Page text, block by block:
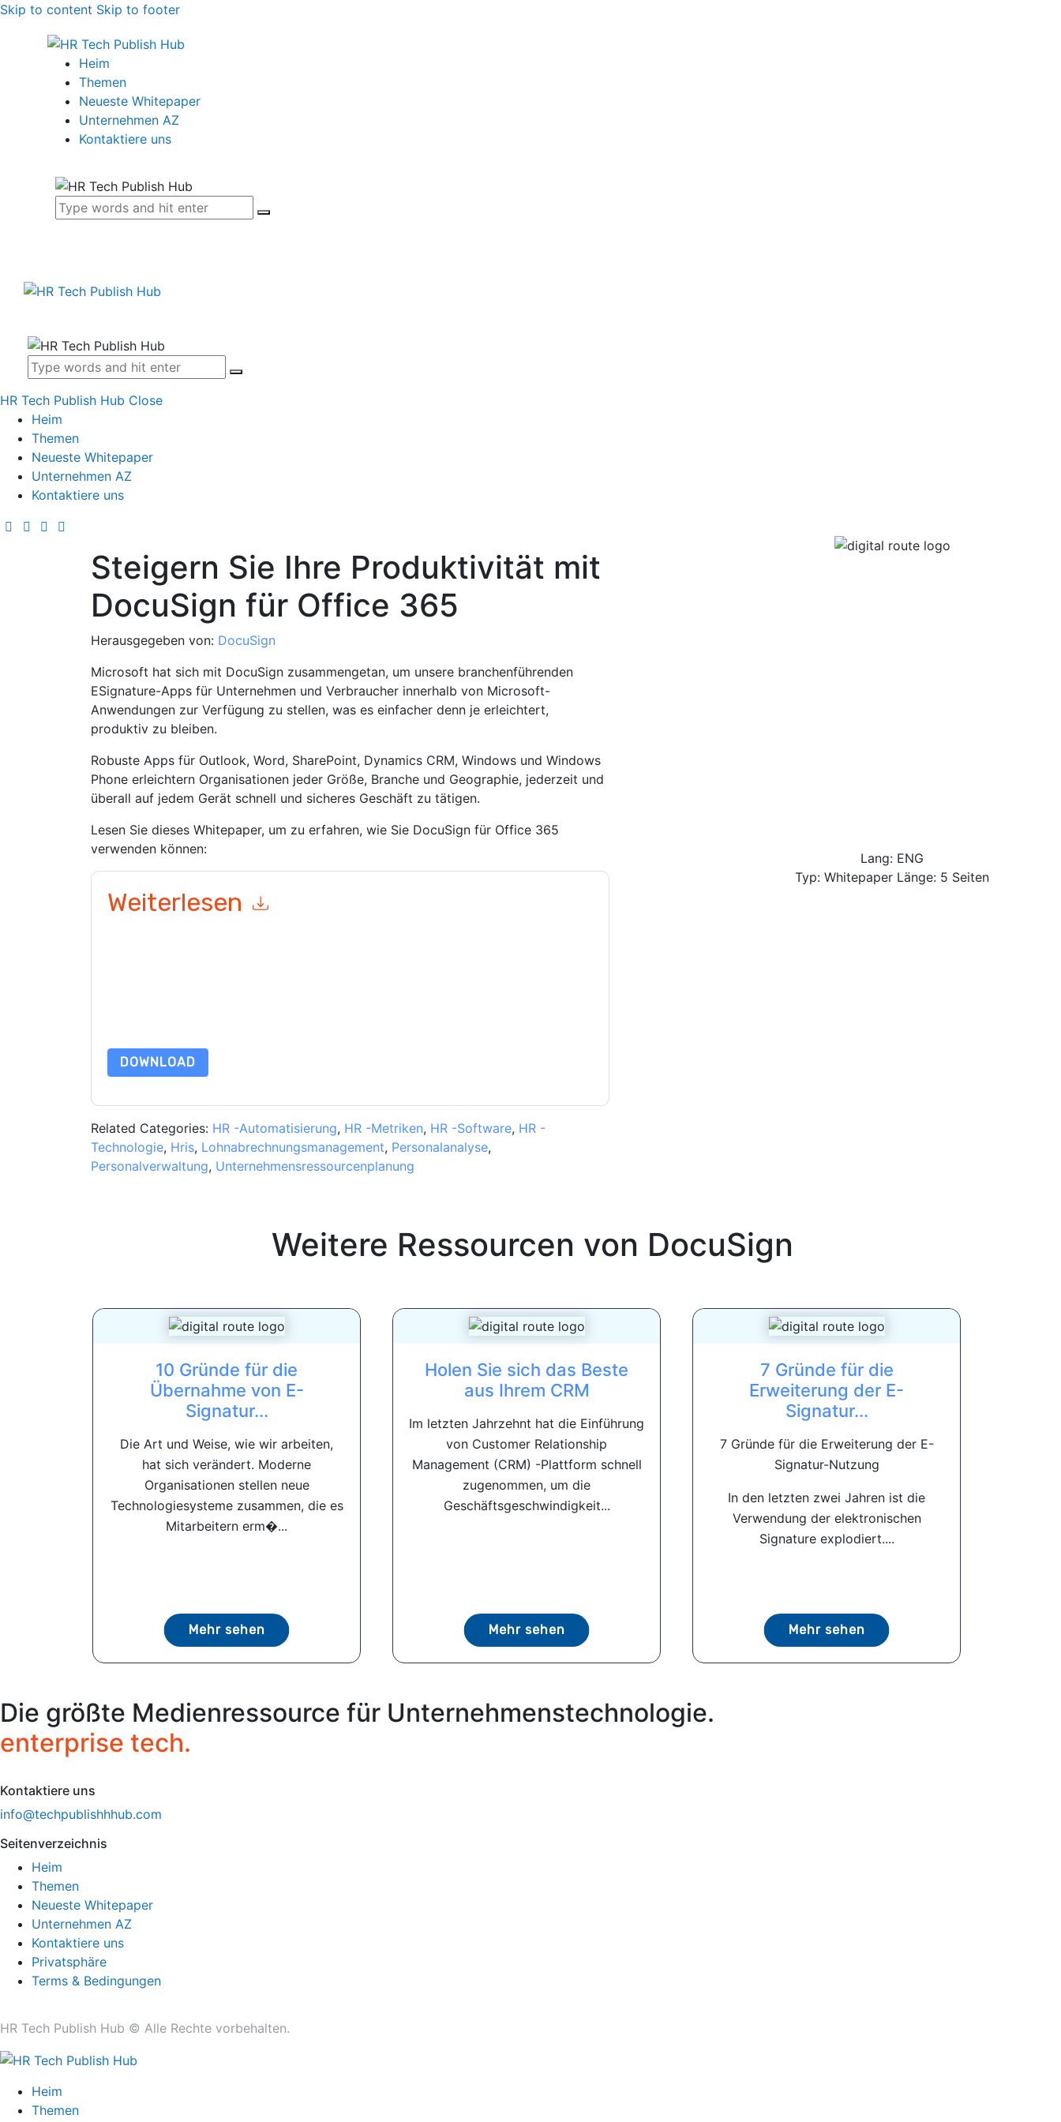
Skip to content Skip to footer
Heim
Themen
Neueste Whitepaper
Unternehmen AZ
Kontaktiere uns
HR Tech Publish Hub Close
Heim
Themen
Neueste Whitepaper
Unternehmen AZ
Kontaktiere uns
Steigern Sie Ihre Produktivität mit
DocuSign für Office 365
Herausgegeben von: DocuSign
Microsoft hat sich mit DocuSign zusammengetan, um unsere branchenführenden
ESignature-Apps für Unternehmen und Verbraucher innerhalb von Microsoft-
Anwendungen zur Verfügung zu stellen, was es einfacher denn je erleichtert,
produktiv zu bleiben.
Robuste Apps für Outlook, Word, SharePoint, Dynamics CRM, Windows und Windows
Phone erleichtern Organisationen jeder Größe, Branche und Geographie, jederzeit und
überall auf jedem Gerät schnell und sicheres Geschäft zu tätigen.
Lesen Sie dieses Whitepaper, um zu erfahren, wie Sie DocuSign für Office 365
verwenden können:
Weiterlesen
DOWNLOAD
Related Categories: HR -Automatisierung, HR -Metriken, HR -Software, HR -
Technologie, Hris, Lohnabrechnungsmanagement, Personalanalyse,
Personalverwaltung, Unternehmensressourcenplanung
Lang: ENG
Typ: Whitepaper Länge: 5 Seiten
Weitere Ressourcen von DocuSign
10 Gründe für die
Übernahme von E-
Signatur...
Die Art und Weise, wie wir arbeiten,
hat sich verändert. Moderne
Organisationen stellen neue
Technologiesysteme zusammen, die es
Mitarbeitern erm�...
Mehr sehen
Holen Sie sich das Beste
aus Ihrem CRM
Im letzten Jahrzehnt hat die Einführung
von Customer Relationship
Management (CRM) -Plattform schnell
zugenommen, um die
Geschäftsgeschwindigkeit...
Mehr sehen
7 Gründe für die
Erweiterung der E-
Signatur...
7 Gründe für die Erweiterung der E-
Signatur-Nutzung
In den letzten zwei Jahren ist die
Verwendung der elektronischen
Signature explodiert....
Mehr sehen
Die größte Medienressource für Unternehmenstechnologie.
enterprise tech.
Kontaktiere uns
info@techpublishhhub.com
Seitenverzeichnis
Heim
Themen
Neueste Whitepaper
Unternehmen AZ
Kontaktiere uns
Privatsphäre
Terms & Bedingungen
HR Tech Publish Hub © Alle Rechte vorbehalten.
Heim
Themen